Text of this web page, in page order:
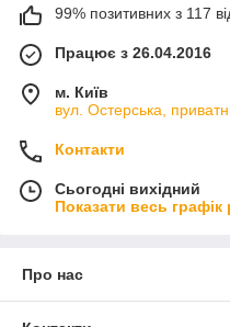
99% позитивних з 117
Працює з 26.04.2016
м. Київ
вул. Остерська,
Контакти
Сьогодні вихідний
Показати весь графік
Про нас